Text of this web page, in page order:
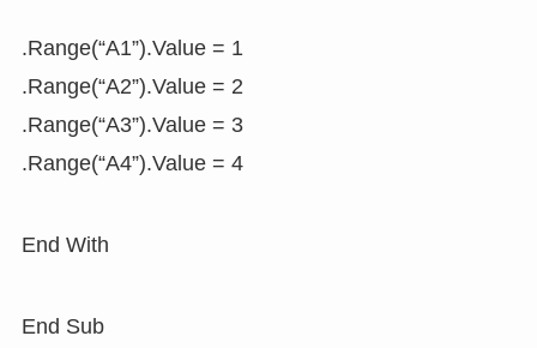
.Range(“A1”).Value = 1
.Range(“A2”).Value = 2
.Range(“A3”).Value = 3
.Range(“A4”).Value = 4
End With
End Sub